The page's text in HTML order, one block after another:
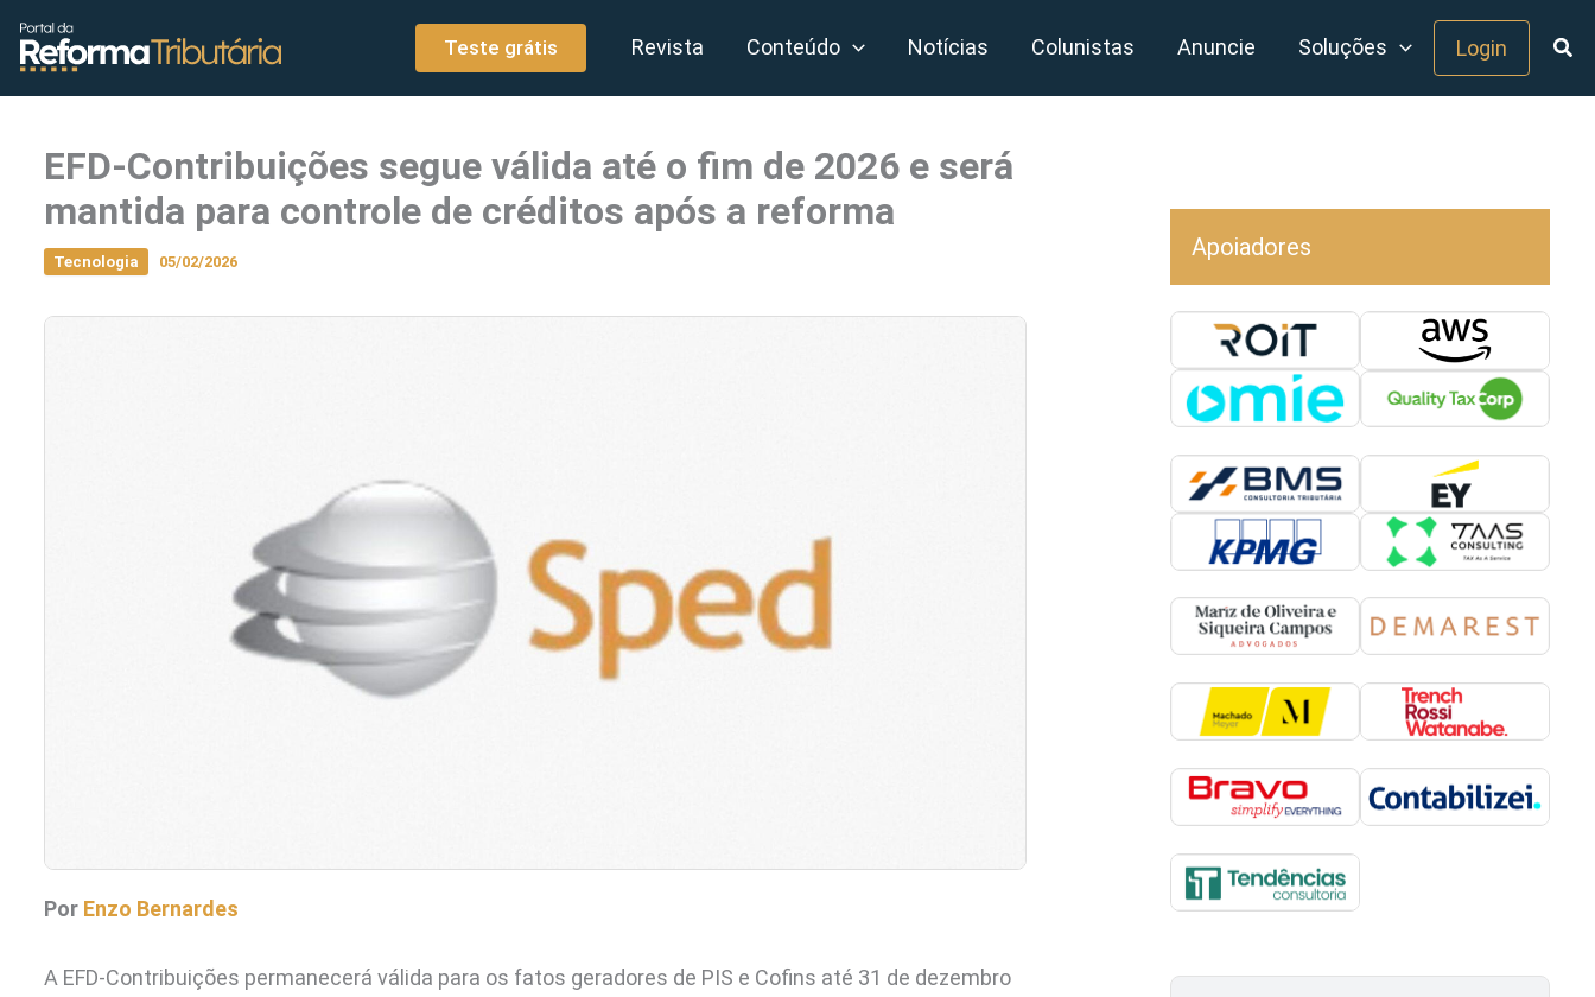
conteúdo
Teste grátis Revista Conteúdo Notícias Colunistas Anuncie Soluções Login
EFD-Contribuições segue válida até o fim de 2026 e será
mantida para controle de créditos após a reforma
Tecnologia 05/02/2026
Por Enzo Bernardes
A EFD-Contribuições permanecerá válida para os fatos geradores de PIS e Cofins até 31 de dezembro
Apoiadores